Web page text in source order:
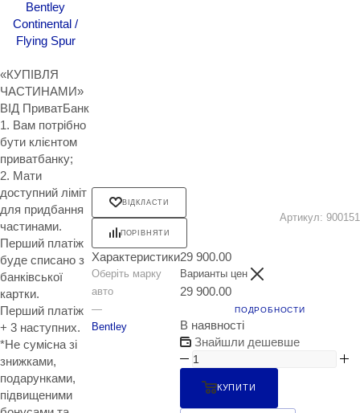
«КУПІВЛЯ
ЧАСТИНАМИ»
ВІД ПриватБанк
1. Вам потрібно
бути клієнтом
приватбанку;
2. Мати
доступний ліміт
для придбання
частинами.
Перший платіж
буде списано з
банківської
картки.
Перший платіж
+ 3 наступних.
*Не сумісна зі
знижками,
подарунками,
підвищеними
ВІДКЛАСТИ
ПОРІВНЯТИ
Артикул: 900151
Характеристики
Оберіть марку
авто
—
Bentley
29 900.00
Варианты цен
29 900.00
ПОДРОБНОСТИ
В наявності
Знайшли дешевше
КУПИТИ